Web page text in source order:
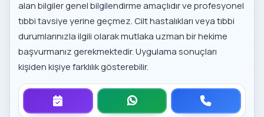
alan bilgiler genel bilgilendirme amaçlıdır ve profesyonel
tıbbi tavsiye yerine geçmez. Cilt hastalıkları veya tıbbi
durumlarınızla ilgili olarak mutlaka uzman bir hekime
başvurmanız gerekmektedir. Uygulama sonuçları
kişiden kişiye farklılık gösterebilir.